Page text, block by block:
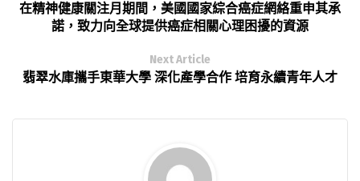
在精神健康關注月期間，美國國家綜合癌症網絡重申其承
諾，致力向全球提供癌症相關心理困擾的資源
Next Article
翡翠水庫攜手東華大學 深化產學合作 培育永續青年人才